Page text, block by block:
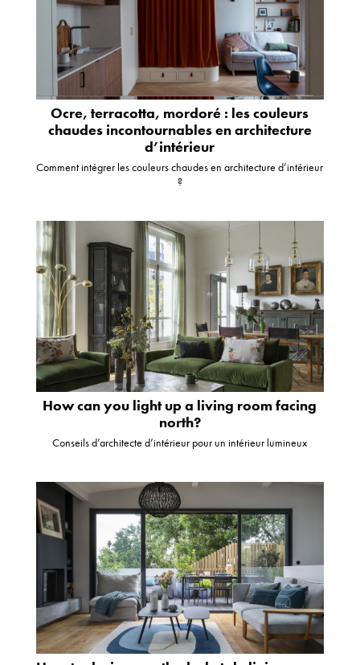
Ocre, terracotta, mordoré : les couleurs
chaudes incontournables en architecture
d’intérieur
Comment intégrer les couleurs chaudes en architecture d’intérieur
?
How can you light up a living room facing
north?
Conseils d’architecte d’intérieur pour un intérieur lumineux